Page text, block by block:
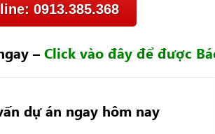
0913.385.368
– Click vào đây để được
dự án ngay hôm nay